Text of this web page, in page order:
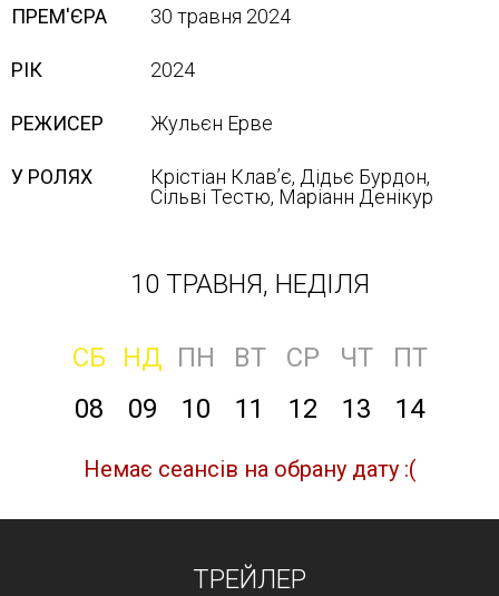
ПРЕМ'ЄРА 30 травня 2024
РІК 2024
РЕЖИСЕР Жульєн Ерве
У РОЛЯХ
Крістіан Клав’є, Дідьє Бурдон,
Сільві Тестю, Маріанн Денікур
10 ТРАВНЯ, НЕДІЛЯ
СБ НД ПН ВТ СР ЧТ
ПТ
08
09 10 11 12 13 14
Немає сеансів на обрану дату :(
ТРЕЙЛЕР